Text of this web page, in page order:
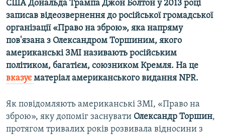
Усі сайти RFE/RL
США Дональда Трампа Джон Болтон у 2013 році
записав відеозвернення до російської громадської
організації «Право на зброю», яка напряму
пов'язана з Олександром Торшиним, якого
американські ЗМІ називають російським
політиком, багатієм, союзником Кремля. На це
вказуєматеріал американського видання NPR.
Як повідомляють американські ЗМІ, «Право на
зброю», яку допоміг заснувати Олександр Торшин,
протягом тривалих років розвивала відносини з